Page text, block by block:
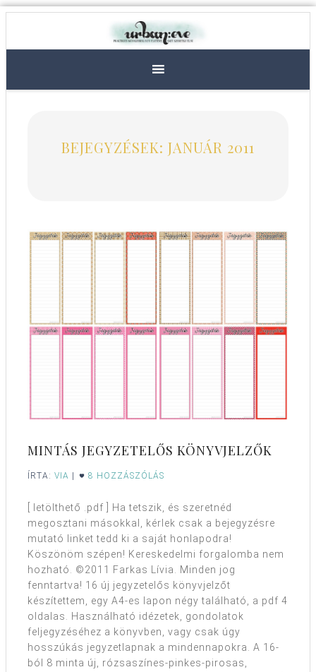
BEJEGYZÉSEK: JANUÁR 2011
MINTÁS JEGYZETELŐS KÖNYVJELZŐK
ÍRTA: VIA 8 HOZZÁSZÓLÁS
[ letölthető .pdf ] Ha tetszik, és szeretnéd
megosztani másokkal, kérlek csak a bejegyzésre
mutató linket tedd ki a saját honlapodra!
Köszönöm szépen! Kereskedelmi forgalomba nem
hozható. ©2011 Farkas Lívia. Minden jog
fenntartva! 16 új jegyzetelős könyvjelzőt
készítettem, egy A4-es lapon négy található, a pdf 4
oldalas. Használható idézetek, gondolatok
feljegyzéséhez a könyvben, vagy csak úgy
hosszúkás jegyzetlapnak a mindennapokra. A 16-
ból 8 minta új, rózsaszínes-pinkes-pirosas,